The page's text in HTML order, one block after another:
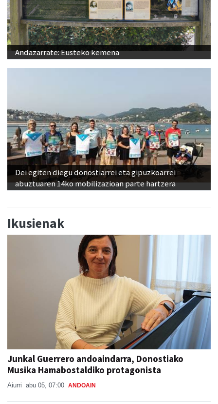
Andazarrate: Eusteko kemena
Dei egiten diegu donostiarrei eta gipuzkoarrei
abuztuaren 14ko mobilizazioan parte hartzera
Ikusienak
Junkal Guerrero andoaindarra, Donostiako
Musika Hamabostaldiko protagonista
Aiurri abu 05, 07:00 ANDOAIN